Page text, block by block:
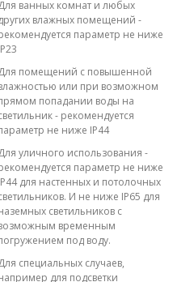
ванных комнат и любых
влажных помещений -
параметр не ниже
помещений с повышенной
или при возможном
попадании воды на
- рекомендуется
не ниже IP44
уличного использования -
параметр не ниже
для настенных и потолочных
И не ниже IP65 для
светильников с
временным
под воду.
специальных случаев,
для подсветки